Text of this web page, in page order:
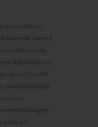
en kinderen
1 week
de
Afgeraden in
van twijfel,
zwangerschap
mogen
en